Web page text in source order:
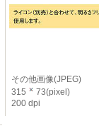
その他画像(JPEG)
315
73(pixel)
200 dpi